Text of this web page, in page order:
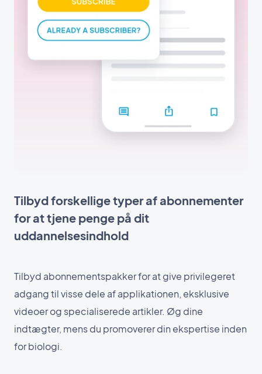
Tilbyd forskellige typer af abonnementer
for at tjene penge på dit
uddannelsesindhold
Tilbyd abonnementspakker for at give privilegeret
adgang til visse dele af applikationen, eksklusive
videoer og specialiserede artikler. Øg dine
indtægter, mens du promoverer din ekspertise inden
for biologi.